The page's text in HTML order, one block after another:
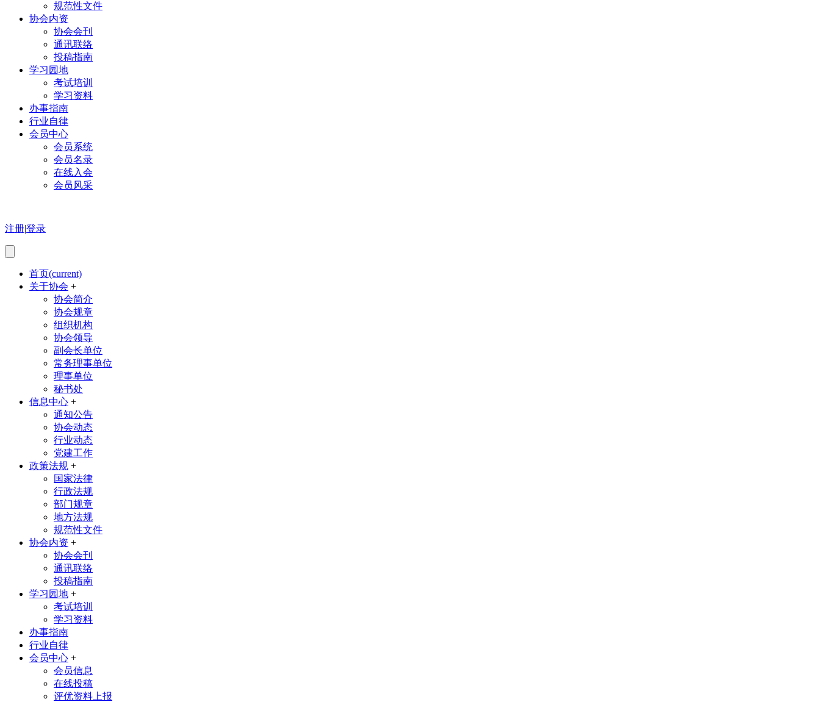
规范性文件
协会内资
协会会刊
通讯联络
投稿指南
学习园地
考试培训
学习资料
办事指南
行业自律
会员中心
会员系统
会员名录
在线入会
会员风采
注册|登录
首页(current)
关于协会 +
协会简介
协会规章
组织机构
协会领导
副会长单位
常务理事单位
理事单位
秘书处
信息中心 +
通知公告
协会动态
行业动态
党建工作
政策法规 +
国家法律
行政法规
部门规章
地方法规
规范性文件
协会内资 +
协会会刊
通讯联络
投稿指南
学习园地 +
考试培训
学习资料
办事指南
行业自律
会员中心 +
会员信息
在线投稿
评优资料上报